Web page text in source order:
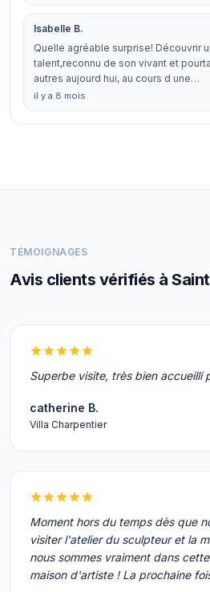
Isabelle B.
Quelle agréable surprise! Découvrir
talent,reconnu de son vivant et
autres aujourd hui, au cours d une…
il y a 8 mois
TÉMOIGNAGES
Avis clients vérifiés à
Superbe visite, très bien accueilli
catherine B.
Villa Charpentier
Moment hors du temps dès que
visiter l'atelier du sculpteur et la
nous sommes vraiment dans
maison d'artiste ! La prochaine